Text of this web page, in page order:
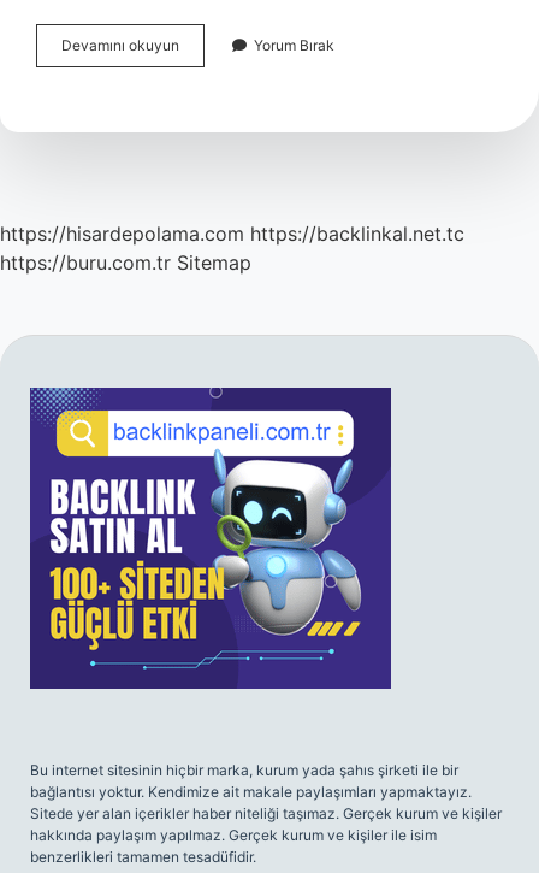
Devamını okuyun Pastörize
Süt
Uht
Yorum Bırak
https://hisardepolama.com https://backlinkal.net.tc
https://buru.com.tr Sitemap
SIDEBAR
Bu internet sitesinin hiçbir marka, kurum yada şahıs şirketi ile bir
bağlantısı yoktur. Kendimize ait makale paylaşımları yapmaktayız.
Sitede yer alan içerikler haber niteliği taşımaz. Gerçek kurum ve kişiler
hakkında paylaşım yapılmaz. Gerçek kurum ve kişiler ile isim
benzerlikleri tamamen tesadüfidir.